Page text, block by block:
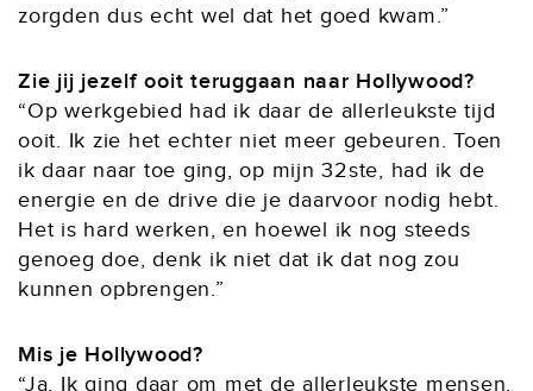
zorgden dus echt wel dat het goed kwam.”
Zie jij jezelf ooit teruggaan naar Hollywood?
“Op werkgebied had ik daar de allerleukste tijd
ooit. Ik zie het echter niet meer gebeuren. Toen
ik daar naar toe ging, op mijn 32ste, had ik de
energie en de drive die je daarvoor nodig hebt.
Het is hard werken, en hoewel ik nog steeds
genoeg doe, denk ik niet dat ik dat nog zou
kunnen opbrengen.”
Mis je Hollywood?
“Ja. Ik ging daar om met de allerleukste mensen.